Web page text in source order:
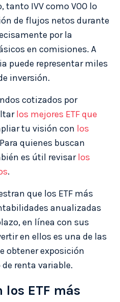
IVV como VOO lo
de flujos netos durante
por la
en comisiones. A
puede representar miles
inversión.
cotizados por
los mejores ETF que
tu visión con los
quienes buscan
es útil revisarlos
.
que los ETF más
anualizadas
en línea con sus
en ellos es una de las
obtener exposición
renta variable.
ETF más